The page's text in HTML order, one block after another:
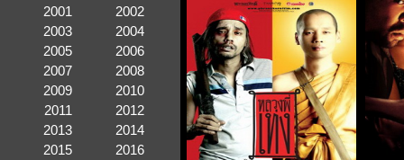
2001
2002
2003
2004
2005
2006
2007
2008
2009
2010
2011
2012
2013
2014
2015
2016